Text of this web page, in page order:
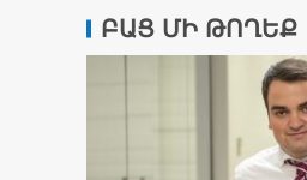
ԲԱՑ ՄԻ ԹՈՂԵՔ